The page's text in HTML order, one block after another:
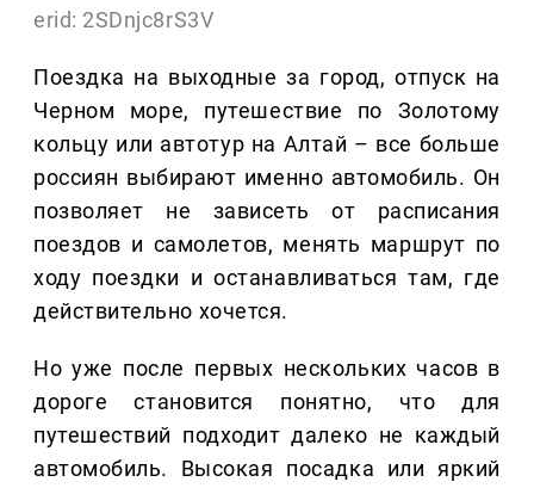
erid: 2SDnjc8rS3V
Поездка на выходные за город, отпуск на
Черном море, путешествие по Золотому
кольцу или автотур на Алтай – все больше
россиян выбирают именно автомобиль. Он
позволяет не зависеть от расписания
поездов и самолетов, менять маршрут по
ходу поездки и останавливаться там, где
действительно хочется.
Но уже после первых нескольких часов в
дороге становится понятно, что для
путешествий подходит далеко не каждый
автомобиль. Высокая посадка или яркий